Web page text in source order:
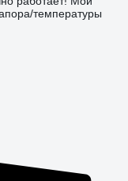
температуры